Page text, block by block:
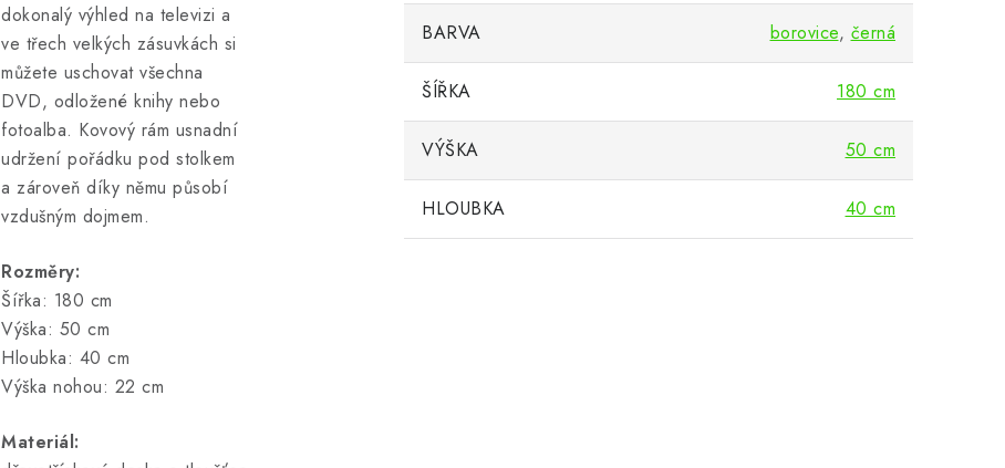
dokonalý výhled na televizi a
ve třech velkých zásuvkách si
můžete uschovat všechna
DVD, odložené knihy nebo
fotoalba. Kovový rám usnadní
udržení pořádku pod stolkem
a zároveň díky němu působí
vzdušným dojmem.
Rozměry:
Šířka: 180 cm
Výška: 50 cm
Hloubka: 40 cm
Výška nohou: 22 cm
Materiál:
BARVA borovice, černá
ŠÍŘKA 180 cm
VÝŠKA 50 cm
HLOUBKA 40 cm